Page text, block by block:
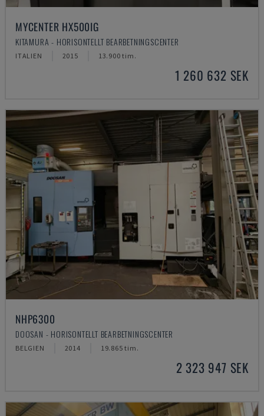
MYCENTER HX500IG
KITAMURA - HORISONTELLT BEARBETNINGSCENTER
ITALIEN 2015 13.900 tim.
1 260 632 SEK
NHP6300
DOOSAN - HORISONTELLT BEARBETNINGSCENTER
BELGIEN 2014 19.865 tim.
2 323 947 SEK